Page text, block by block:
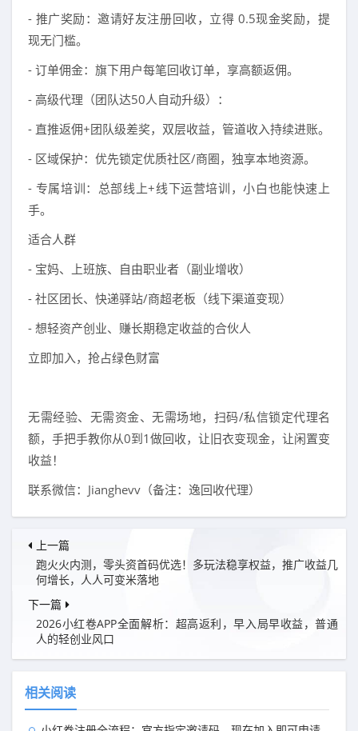
- 推广奖励：邀请好友注册回收，立得 0.5现金奖励，提
现无门槛。
- 订单佣金：旗下用户每笔回收订单，享高额返佣。
- 高级代理（团队达50人自动升级）：
- 直推返佣+团队级差奖，双层收益，管道收入持续进账。
- 区域保护：优先锁定优质社区/商圈，独享本地资源。
- 专属培训：总部线上+线下运营培训，小白也能快速上
手。
适合人群
- 宝妈、上班族、自由职业者（副业增收）
- 社区团长、快递驿站/商超老板（线下渠道变现）
- 想轻资产创业、赚长期稳定收益的合伙人
立即加入，抢占绿色财富
无需经验、无需资金、无需场地，扫码/私信锁定代理名
额，手把手教你从0到1做回收，让旧衣变现金，让闲置变
收益！
联系微信：Jianghevv（备注：逸回收代理）
上一篇
跑火火内测，零头资首码优选！多玩法稳享权益，推广收益几
何增长，人人可变米落地
下一篇
2026小红卷APP全面解析：超高返利，早入局早收益，普通
人的轻创业风口
相关阅读